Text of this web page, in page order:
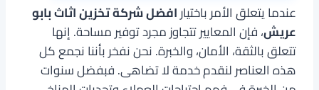
عندما يتعلق الأمر باختيارافضل شركة تخزين اثاث بابو
عريش، فإن المعايير تتجاوز مجرد توفير مساحة. إنها
تتعلق بالثقة، الأمان، والخبرة. نحن نفخر بأننا نجمع كل
هذه العناصر لنقدم خدمة لا تضاهى. فبفضل سنوات